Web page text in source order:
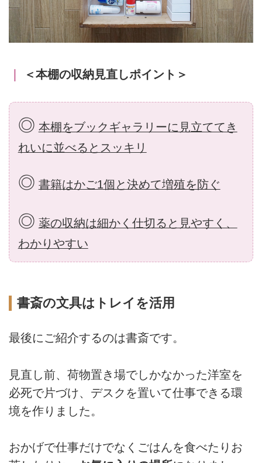
＜本棚の収納見直しポイント＞
◎ 本棚をブックギャラリーに見立ててき
れいに並べるとスッキリ
◎ 書籍はかご1個と決めて増殖を防ぐ
◎ 薬の収納は細かく仕切ると見やすく、
わかりやすい
書斎の文具はトレイを活用
最後にご紹介するのは書斎です。
見直し前、荷物置き場でしかなかった洋室を
必死で片づけ、デスクを置いて仕事できる環
境を作りました。
おかげで仕事だけでなくごはんを食べたりお